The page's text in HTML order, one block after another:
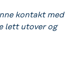
kontakt med
lett utover og